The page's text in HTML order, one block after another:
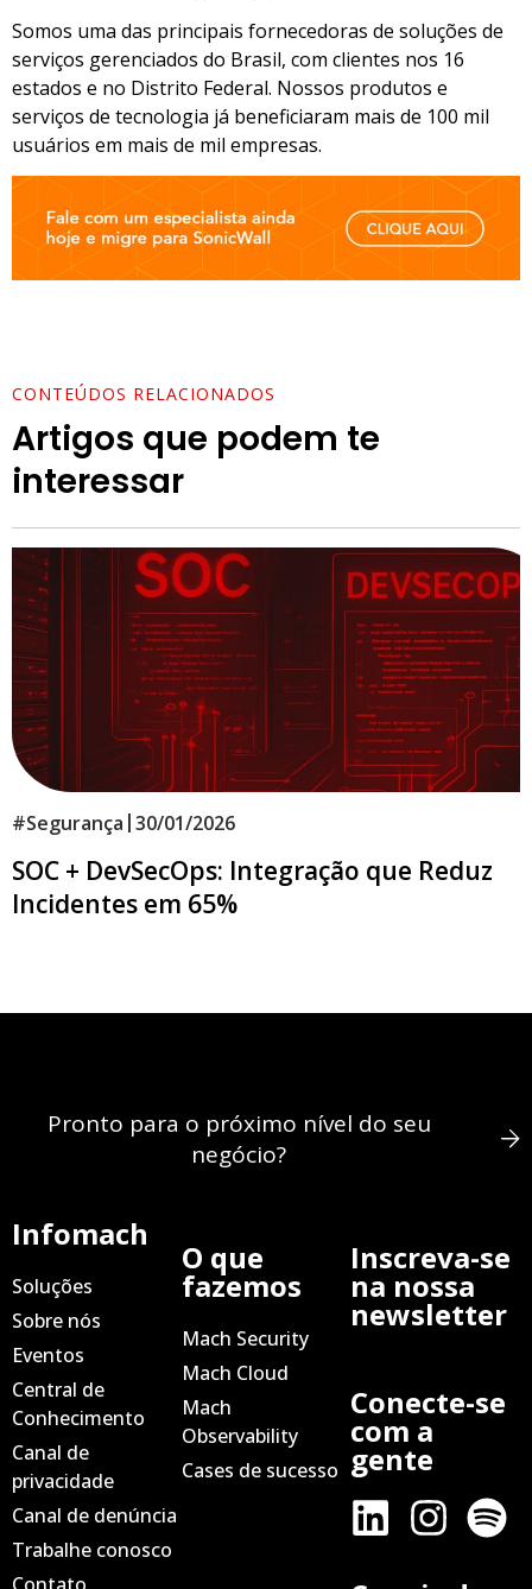
Somos uma das principais fornecedoras de soluções de
serviços gerenciados do Brasil, com clientes nos 16
estados e no Distrito Federal. Nossos produtos e
serviços de tecnologia já beneficiaram mais de 100 mil
usuários em mais de mil empresas.
CONTEÚDOS RELACIONADOS
Artigos que podem te
interessar
#Segurança |30/01/2026
SOC + DevSecOps: Integração que Reduz
Incidentes em 65%
Pronto para o próximo nível do seu
negócio?
Infomach
Soluções
Sobre nós
Eventos
Central de
Conhecimento
Canal de
privacidade
Canal de denúncia
Trabalhe conosco
O que
fazemos
Mach Security
Mach Cloud
Mach
Observability
Cases de sucesso
Inscreva-se
na nossa
newsletter
Conecte-se
com a
gente